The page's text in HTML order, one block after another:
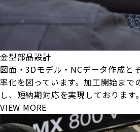
金型部品設計
図面・3Dモデル・NCデータ作成と
率化を図っています。加工開始まで
し、短納期対応を実現しております。
VIEW MORE